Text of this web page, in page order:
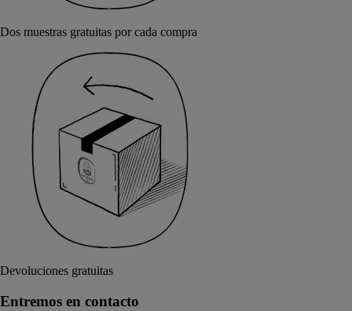
Dos muestras gratuitas por cada compra
Devoluciones gratuitas
Entremos en contacto